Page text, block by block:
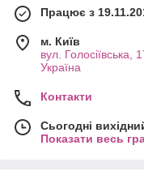
Працює з
м. Київ
вул.
Україна
Контакти
Сьогодні
Показати весь